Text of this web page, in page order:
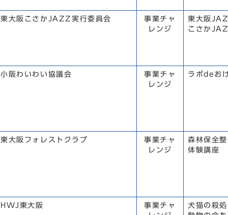
東大阪こさかJAZZ実行委員会
事業チャ
レンジ
東大阪
こさか
小阪わいわい協議会
事業チャ
レンジ
ラボdeお
東大阪フォレストクラブ
事業チャ
レンジ
森林保全
体験講座
HWJ東大阪
事業チャ
犬猫の殺処